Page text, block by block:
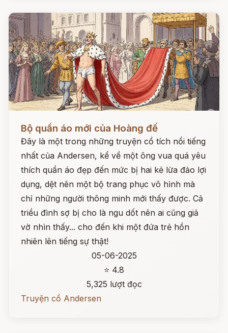
Bộ quần áo mới của Hoàng đế
Đây là một trong những truyện cổ tích nổi tiếng
nhất của Andersen, kể về một ông vua quá yêu
thích quần áo đẹp đến mức bị hai kẻ lừa đảo lợi
dụng, dệt nên một bộ trang phục vô hình mà
chỉ những người thông minh mới thấy được. Cả
triều đình sợ bị cho là ngu dốt nên ai cũng giả
vờ nhìn thấy... cho đến khi một đứa trẻ hồn
nhiên lên tiếng sự thật!
05-06-2025
⭐ 4.8
5,325 lượt đọc
Truyện cổ Andersen